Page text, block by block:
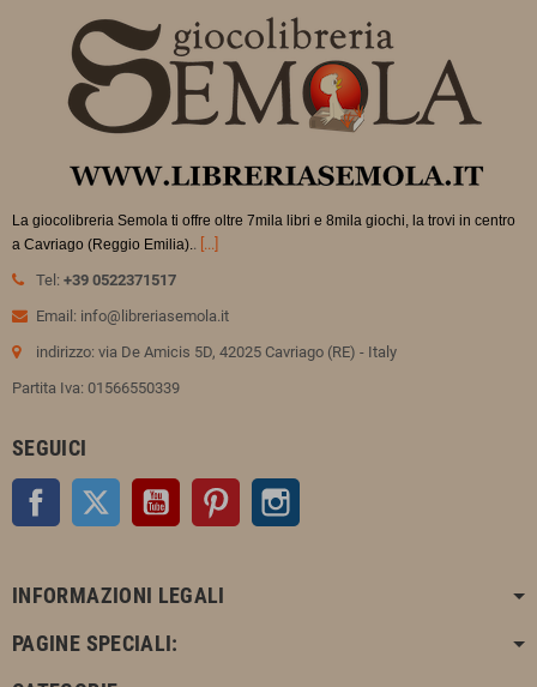
La giocolibreria Semola ti offre oltre 7mila libri e 8mila giochi, la trovi in centro
a Cavriago (Reggio Emilia).. [...]
Tel: +39 0522371517
Email: info@libreriasemola.it
indirizzo: via De Amicis 5D, 42025 Cavriago (RE) - Italy
Partita Iva: 01566550339
SEGUICI
Facebook Twitter YouTube Pinterest
INFORMAZIONI LEGALI
PAGINE SPECIALI: